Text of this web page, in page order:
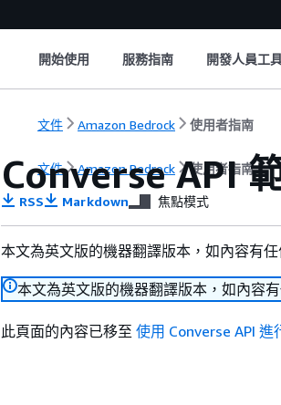
開始使用 服務指南 開發人員工
文件 Amazon Bedrock 使用者指南
文件 Amazon Bedrock 使用者指南
Converse API
RSS Markdown 焦點模式
本文為英文版的機器翻譯版本，如內容有
本文為英文版的機器翻譯版本，如內容
此頁面的內容已移至 使用 Converse API 進